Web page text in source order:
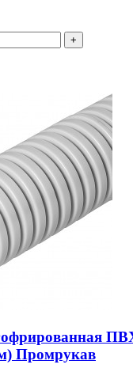
Промрукав